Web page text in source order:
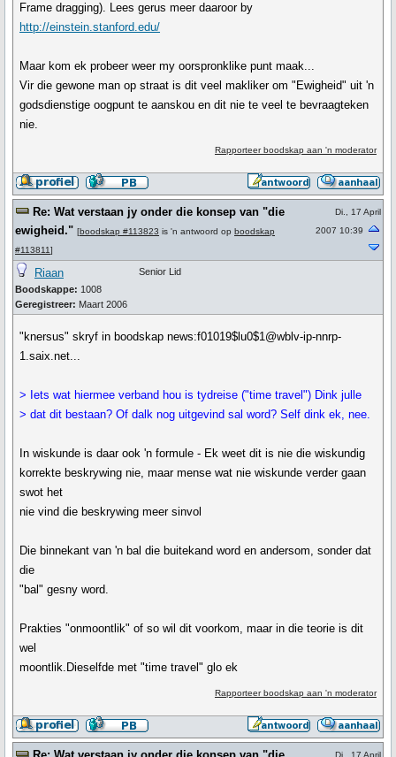
Frame dragging). Lees gerus meer daaroor by
http://einstein.stanford.edu/
Maar kom ek probeer weer my oorspronklike punt maak...
Vir die gewone man op straat is dit veel makliker om "Ewigheid" uit 'n
godsdienstige oogpunt te aanskou en dit nie te veel te bevraagteken
nie.
Rapporteer boodskap aan 'n moderator
Re: Wat verstaan jy onder die konsep van "die
ewigheid." [boodskap #113823 is 'n antwoord op boodskap
#113811]
Di., 17 April
2007 10:39
Riaan
Boodskappe: 1008
Geregistreer: Maart 2006
Senior Lid
"knersus" skryf in boodskap news:f01019$lu0$1@wblv-ip-nnrp-
1.saix.net...
> Iets wat hiermee verband hou is tydreise ("time travel") Dink julle
> dat dit bestaan? Of dalk nog uitgevind sal word? Self dink ek, nee.
In wiskunde is daar ook 'n formule - Ek weet dit is nie die wiskundig
korrekte beskrywing nie, maar mense wat nie wiskunde verder gaan
swot het
nie vind die beskrywing meer sinvol
Die binnekant van 'n bal die buitekand word en andersom, sonder dat
die
"bal" gesny word.
Prakties "onmoontlik" of so wil dit voorkom, maar in die teorie is dit
wel
moontlik.Dieselfde met "time travel" glo ek
Rapporteer boodskap aan 'n moderator
Di., 17 April